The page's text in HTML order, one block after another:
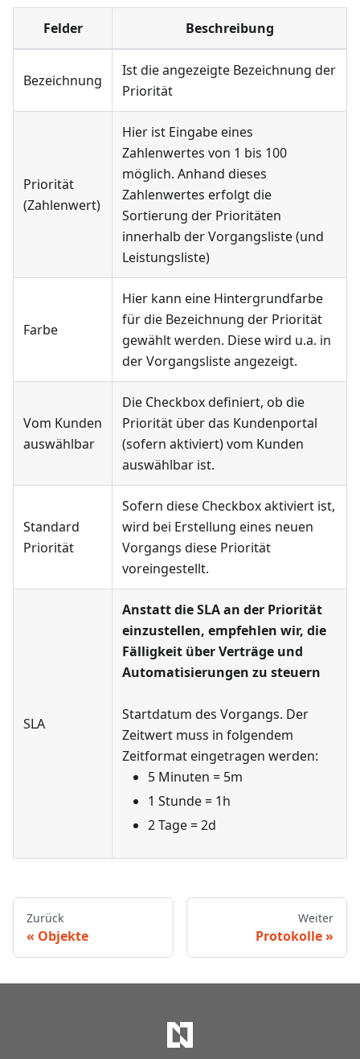
Felder Beschreibung
Bezeichnung
Ist die angezeigte Bezeichnung der
Priorität
Priorität
(Zahlenwert)
Hier ist Eingabe eines
Zahlenwertes von 1 bis 100
möglich. Anhand dieses
Zahlenwertes erfolgt die
Sortierung der Prioritäten
innerhalb der Vorgangsliste (und
Leistungsliste)
Farbe
Hier kann eine Hintergrundfarbe
für die Bezeichnung der Priorität
gewählt werden. Diese wird u.a. in
der Vorgangsliste angezeigt.
Vom Kunden
auswählbar
Die Checkbox definiert, ob die
Priorität über das Kundenportal
(sofern aktiviert) vom Kunden
auswählbar ist.
Standard
Priorität
Sofern diese Checkbox aktiviert ist,
wird bei Erstellung eines neuen
Vorgangs diese Priorität
voreingestellt.
SLA
Anstatt die SLA an der Priorität
einzustellen, empfehlen wir, die
Fälligkeit über Verträge und
Automatisierungen zu steuern
Startdatum des Vorgangs. Der
Zeitwert muss in folgendem
Zeitformat eingetragen werden:
5 Minuten = 5m
1 Stunde = 1h
2 Tage = 2d
Zurück
Objekte
Weiter
Protokolle